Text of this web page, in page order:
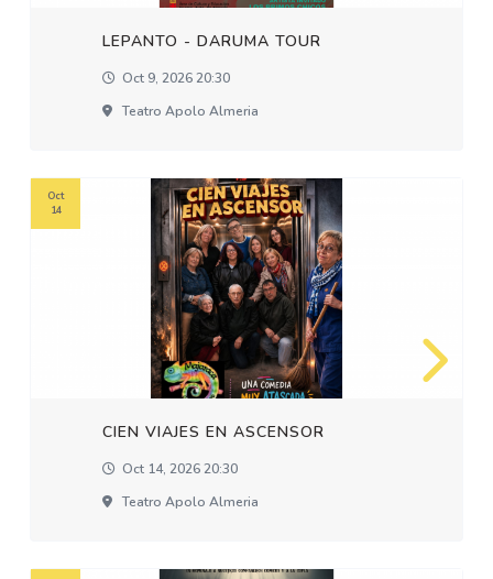
LEPANTO - DARUMA TOUR
Oct 9, 2026 20:30
Teatro Apolo Almeria
CIEN VIAJES EN ASCENSOR
Oct 14, 2026 20:30
Teatro Apolo Almeria
Oct
14